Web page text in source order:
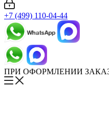
+7 (499) 110-04-44
ПРИ ОФОРМЛЕНИИ